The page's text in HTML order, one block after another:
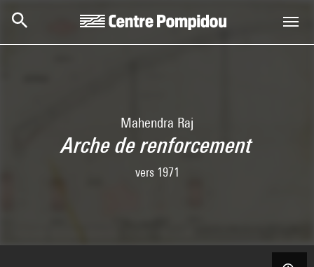
Mahendra Raj
Arche de renforcement
vers 1971